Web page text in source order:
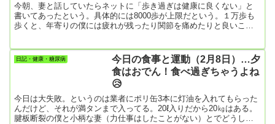
今朝、妻と話していたらネットに「歩き過ぎは健康に良くない」と
書いてあったという。具体的には8000歩が上限だという。１万歩も
歩くと、年寄りの僕には疲れが残ったり関節を痛めたりと良いこと
てみました。【朝食】・バナナケーキ 3切れ（昨日の残りを朝食に
しました）・コーヒー【昼食】食べず【夕食】・きつねうどん・目
玉焼き、生野菜サラダ、ポテトサラダ・丸ごとバナナ 1個…ついに
日記・健康・糖尿病
今日の食事と運動（2月8日）…夕
食はおでん！食べ過ぎちゃうよね
😥
今日は大失敗。というのは業者にポリ缶3本に灯油を入れてもらった
んだけど、それが満タンまで入ってる。20ℓ入りだから20㎏はある。
腱板断裂の僕と小柄な妻（力仕事はしたことがない）とでどうしろ